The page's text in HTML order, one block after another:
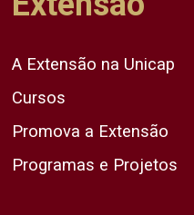
A Extensão na Unicap
Cursos
Promova a Extensão
Programas e Projetos